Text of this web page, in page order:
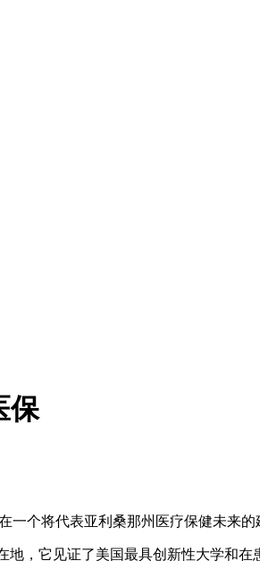
保
个将代表亚利桑那州医疗保健未来的
，它见证了美国最具创新性大学和